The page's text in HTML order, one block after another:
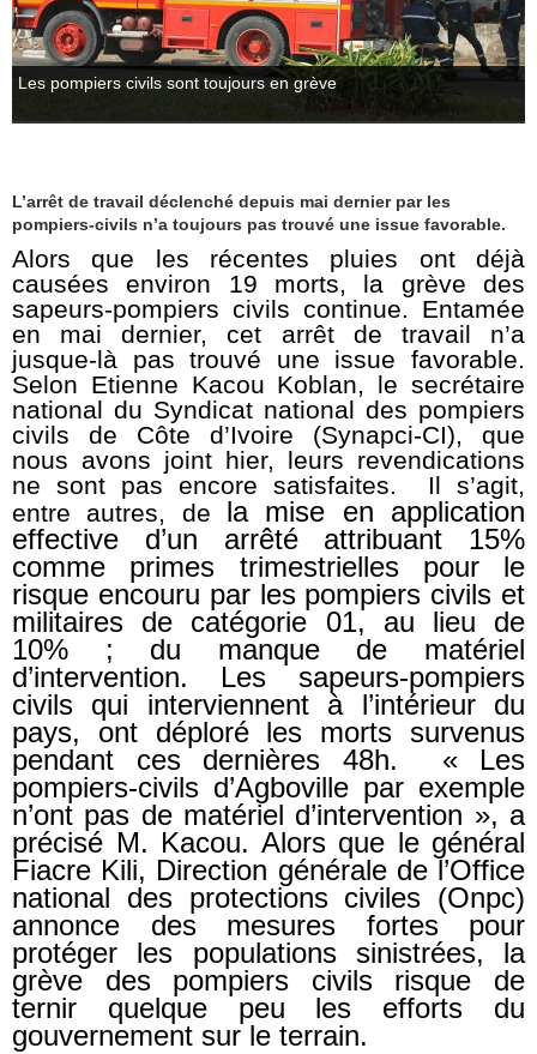
Les pompiers civils sont toujours en grève
L’arrêt de travail déclenché depuis mai dernier par les
pompiers-civils n’a toujours pas trouvé une issue favorable.
Alors que les récentes pluies ont déjà
causées environ 19 morts, la grève des
sapeurs-pompiers civils continue. Entamée
en mai dernier, cet arrêt de travail n’a
jusque-là pas trouvé une issue favorable.
Selon Etienne Kacou Koblan, le secrétaire
national du Syndicat national des pompiers
civils de Côte d’Ivoire (Synapci-CI), que
nous avons joint hier, leurs revendications
ne sont pas encore satisfaites. Il s’agit,
entre autres, de la mise en application
effective d’un arrêté attribuant 15%
comme primes trimestrielles pour le
risque encouru par les pompiers civils et
militaires de catégorie 01, au lieu de
10% ; du manque de matériel
d’intervention. Les sapeurs-pompiers
civils qui interviennent à l’intérieur du
pays, ont déploré les morts survenus
pendant ces dernières 48h. « Les
pompiers-civils d’Agboville par exemple
n’ont pas de matériel d’intervention », a
précisé M. Kacou. Alors que le général
Fiacre Kili, Direction générale de l’Office
national des protections civiles (Onpc)
annonce des mesures fortes pour
protéger les populations sinistrées, la
grève des pompiers civils risque de
ternir quelque peu les efforts du
gouvernement sur le terrain.